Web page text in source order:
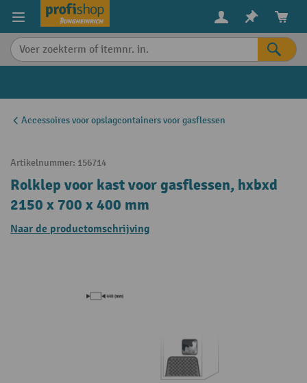
content
Accessoires voor opslagcontainers voor gasflessen
Artikelnummer: 156714
Rolklep voor kast voor gasflessen, hxbxd
2150 x 700 x 400 mm
Naar de productomschrijving